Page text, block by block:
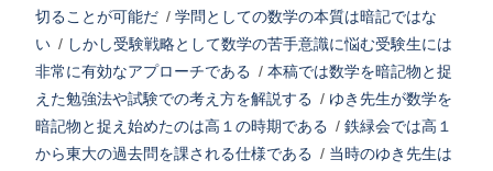
切ることが可能だ / 学問としての数学の本質は暗記ではな
い / しかし受験戦略として数学の苦手意識に悩む受験生には
非常に有効なアプローチである / 本稿では数学を暗記物と捉
えた勉強法や試験での考え方を解説する / ゆき先生が数学を
暗記物と捉え始めたのは高１の時期である / 鉄緑会では高１
から東大の過去問を課される仕様である / 当時のゆき先生は